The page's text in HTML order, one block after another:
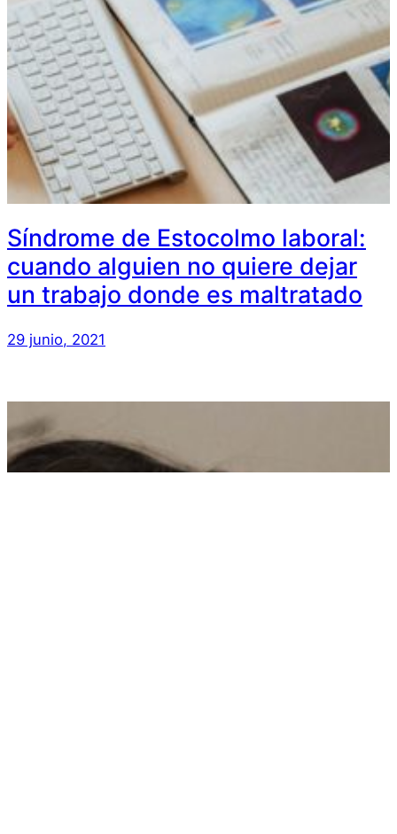
Síndrome de Estocolmo laboral:
cuando alguien no quiere dejar
un trabajo donde es maltratado
29 junio, 2021